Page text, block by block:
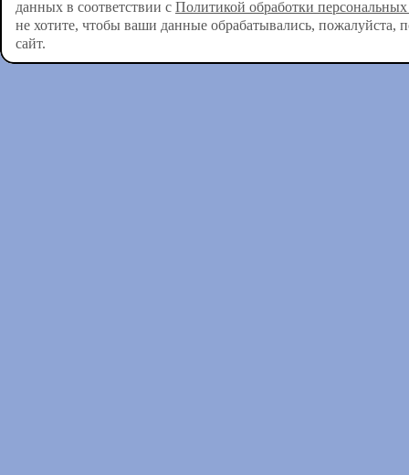
данных в соответствии с Политикой обработки
не хотите, чтобы ваши данные обрабатывались, пожалуйста,
сайт.